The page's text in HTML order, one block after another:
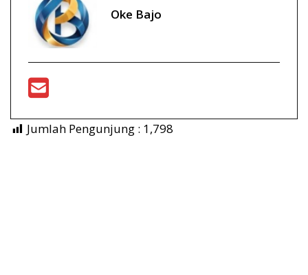
Oke Bajo
Jumlah Pengunjung : 1,798